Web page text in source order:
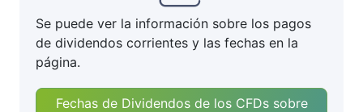
Se puede ver la información sobre los pagos
de dividendos corrientes y las fechas en la
página.
Fechas de Dividendos de los CFDs sobre